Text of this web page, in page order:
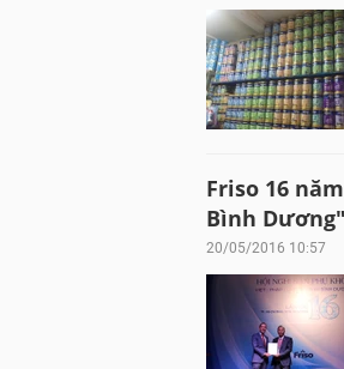
Friso 16
Bình Dương"
20/05/2016 10:57